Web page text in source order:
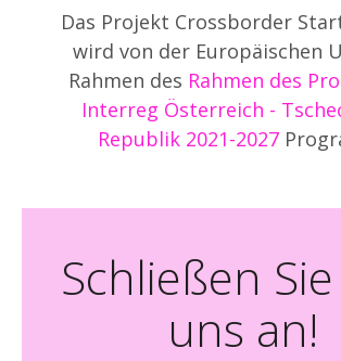
Das Projekt Crossborder
wird von der Europäischen
Rahmen des Rahmen des
Interreg Österreich -
Republik 2021-2027
Schließen
uns an!